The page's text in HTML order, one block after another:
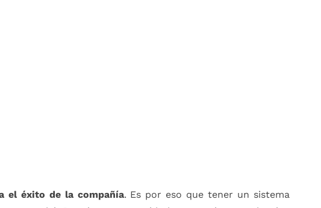
el éxito de la compañía. Es por eso que tener un sistema